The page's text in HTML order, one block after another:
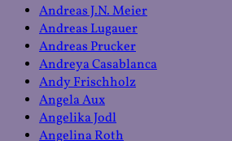
Andreas J.N. Meier
Andreas Lugauer
Andreas Prucker
Andreya Casablanca
Andy Frischholz
Angela Aux
Angelika Jodl
Angelina Roth